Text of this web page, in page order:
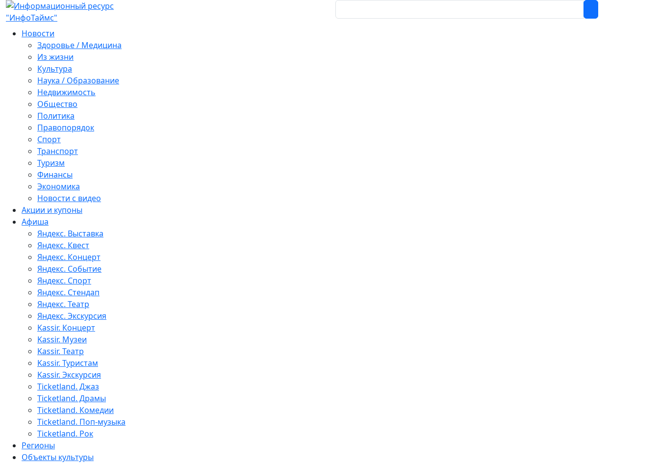
Новости
Здоровье / Медицина
Из жизни
Культура
Наука / Образование
Недвижимость
Общество
Политика
Правопорядок
Спорт
Транспорт
Туризм
Финансы
Экономика
Новости с видео
Акции и купоны
Афиша
Яндекс. Выставка
Яндекс. Квест
Яндекс. Концерт
Яндекс. Событие
Яндекс. Спорт
Яндекс. Стендап
Яндекс. Театр
Яндекс. Экскурсия
Kassir. Концерт
Kassir. Музеи
Kassir. Театр
Kassir. Туристам
Kassir. Экскурсия
Ticketland. Джаз
Ticketland. Драмы
Ticketland. Комедии
Ticketland. Поп-музыка
Ticketland. Рок
Регионы
Объекты культуры